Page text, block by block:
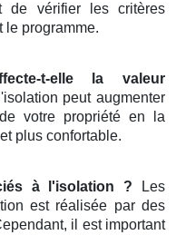
de vérifier les critères
le programme.
t-elle la valeur
peut augmenter
votre propriété en la
plus confortable.
à l'isolation ? Les
est réalisée par des
il est important